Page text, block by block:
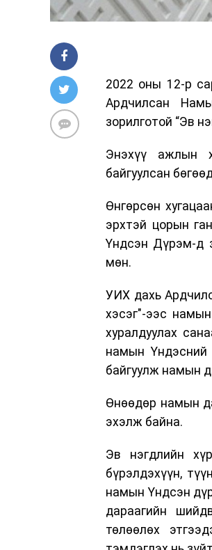
2022 оны 12-р
Ардчилсан
зорилготой “Эв
Энэхүү ажлын
байгуулсан
Өнгөрсөн
эрхтэй цорын
Үндсэн Дүрэм-д
мөн.
УИХ дахь
хэсэг"-ээс
хуралдуулах
намын Үндэсний
байгуулж намын
Өнөөдөр намын
эхэлж байна.
Эв нэгдлийн
бүрэлдэхүүн,
намын Үндсэн
дараагийн
төлөөлөх